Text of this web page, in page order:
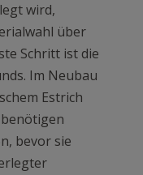
wird,
über
Schritt ist die
Im Neubau
Estrich
bevor sie